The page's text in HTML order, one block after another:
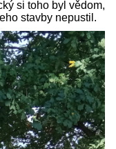
si toho byl vědom,
stavby nepustil.